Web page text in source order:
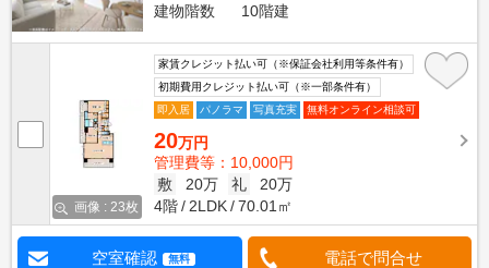
建物階数
10階建
画像 : 23枚
家賃クレジット払い可（※保証会社利用等条件有）
初期費用クレジット払い可（※一部条件有）
即入居
パノラマ 写真充実 無料オンライン相談可
20万円
管理費等：10,000円
敷
20万 礼
20万
4階
2LDK 70.01㎡
空室確認 無料 電話で問合せ